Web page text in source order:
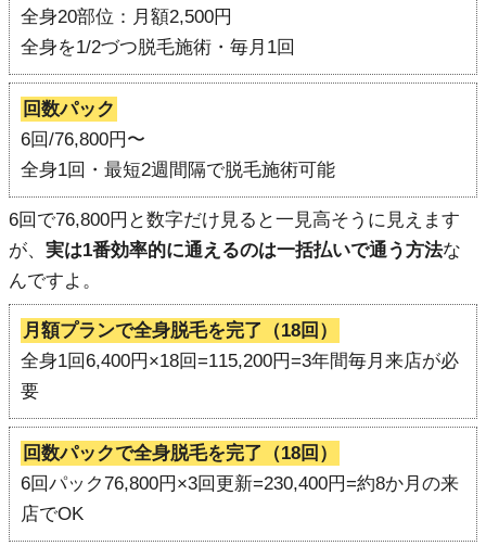
全身20部位：月額2,500円
全身を1/2づつ脱毛施術・毎月1回
回数パック
6回/76,800円〜
全身1回・最短2週間隔で脱毛施術可能
6回で76,800円と数字だけ見ると一見高そうに見えます
が、 実は1番効率的に通えるのは一括払いで通う方法な
んですよ。
月額プランで全身脱毛を完了（18回）
全身1回6,400円×18回=115,200円=3年間毎月来店が必
要
回数パックで全身脱毛を完了（18回）
6回パック76,800円×3回更新=230,400円=約8か月の来
店でOK